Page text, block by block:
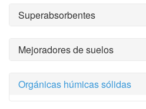
Superabsorbentes
Mejoradores de suelos
Orgánicas húmicas sólidas